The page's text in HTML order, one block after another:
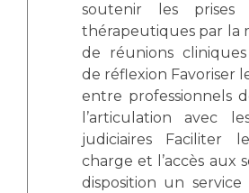
Cancer
Médecine nucléaire
Maladies rares
Cancérologie
Les pôles d'activité médicale
Anatomie et Cytologie
Adresser un examen au
Centres de référence Maladies
Plateforme d'Expertise
soutenir les prises
thérapeutiques par la mise en place
de réunions
de réflexion Favoriser
entre professionnels de la
l’articulation avec
judiciaires Faciliter
charge et l’accès aux
disposition un